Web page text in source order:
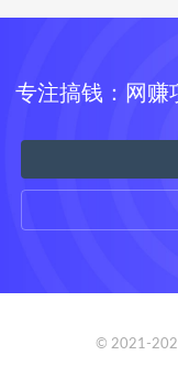
专注搞钱：网赚
© 2021-